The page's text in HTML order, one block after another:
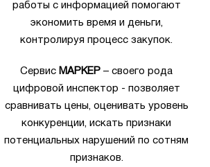
работы с информацией помогают
экономить время и деньги,
контролируя процесс закупок.
Сервис МАРКЕР – своего рода
цифровой инспектор - позволяет
сравнивать цены, оценивать уровень
конкуренции, искать признаки
потенциальных нарушений по сотням
признаков.